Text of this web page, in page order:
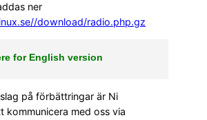
ner
download/radio.php.gz
for English version
på förbättringar är Ni
kommunicera med oss via